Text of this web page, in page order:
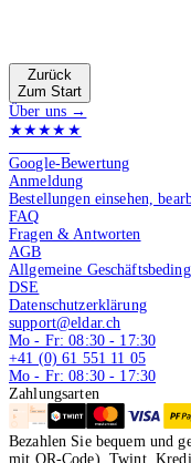
Zurück
Zum Start
Über uns →
★★★★★
Google-Bewertung
Anmeldung
Bestellungen einsehen,
FAQ
Fragen & Antworten
AGB
Allgemeine
DSE
Datenschutzerklärung
support@eldar.ch
Mo - Fr: 08:30 - 17:30
+41 (0) 61 551 11 05
Mo - Fr: 08:30 - 17:30
Zahlungsarten
Bezahlen Sie bequem und
mit QR-Code), Twint,